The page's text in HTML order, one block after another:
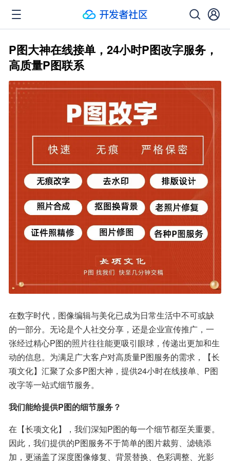
P图大神在线接单，24小时P图改字服务，
高质量P图联系
在数字时代，图像编辑与美化已成为日常生活中不可或缺
的一部分。无论是个人社交分享，还是企业宣传推广，一
张经过精心P图的照片往往能更吸引眼球，传递出更加和生
动的信息。为满足广大客户对高质量P图服务的需求，【长
项文化】汇聚了众多P图大神，提供24小时在线接单、P图
改字等一站式细节服务。
我们能给提供P图的细节服务？
在【长项文化】，我们深知P图的每一个细节都至关重要。
因此，我们提供的P图服务不于简单的图片裁剪、滤镜添
加，更涵盖了深度图像修复、背景替换、色彩调整、光影